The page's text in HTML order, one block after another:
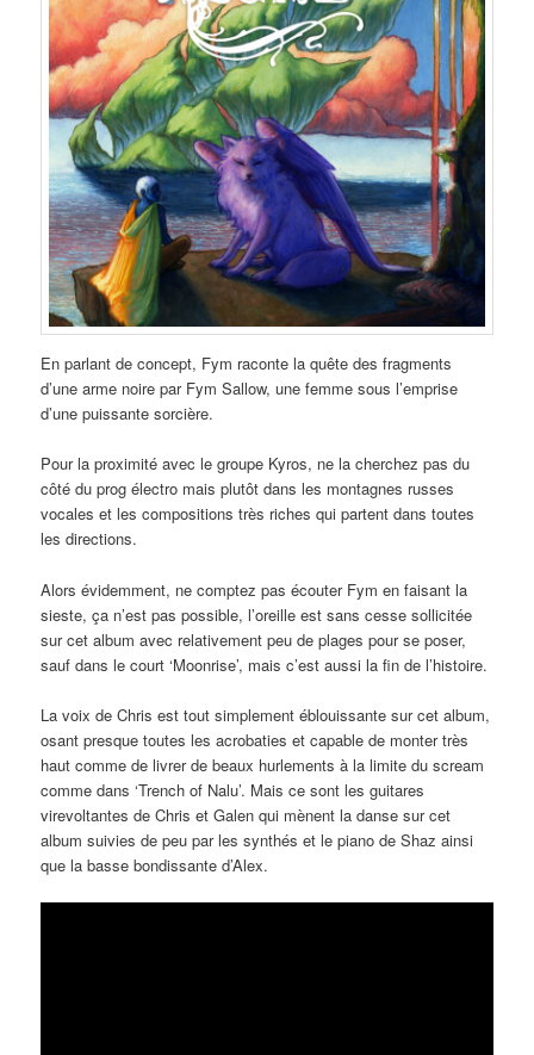
En parlant de concept, Fym raconte la quête des fragments
d’une arme noire par Fym Sallow, une femme sous l’emprise
d’une puissante sorcière.
Pour la proximité avec le groupe Kyros, ne la cherchez pas du
côté du prog électro mais plutôt dans les montagnes russes
vocales et les compositions très riches qui partent dans toutes
les directions.
Alors évidemment, ne comptez pas écouter Fym en faisant la
sieste, ça n’est pas possible, l’oreille est sans cesse sollicitée
sur cet album avec relativement peu de plages pour se poser,
sauf dans le court ‘Moonrise’, mais c’est aussi la fin de l’histoire.
La voix de Chris est tout simplement éblouissante sur cet album,
osant presque toutes les acrobaties et capable de monter très
haut comme de livrer de beaux hurlements à la limite du scream
comme dans ‘Trench of Nalu’. Mais ce sont les guitares
virevoltantes de Chris et Galen qui mènent la danse sur cet
album suivies de peu par les synthés et le piano de Shaz ainsi
que la basse bondissante d’Alex.